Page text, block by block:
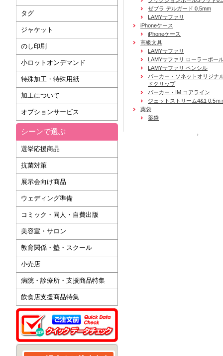
タグ
ジャケット
のし印刷
小ロットオンデマンド
特殊加工・特殊用紙
加工について
オプションサービス
シーンで選ぶ
選挙応援商品
抗菌対策
展示会向け商品
ウェディング準備
コミック・同人・自費出版
美容室・サロン
教育関係・塾・スクール
小売店
病院・診療所・支援商品特集
飲食店支援商品特集
ゼブラ デルガード 0.5mm
LAMYサファリ
iPhoneケース
iPhoneケース
高級文具
LAMYサファリ
LAMYサファリ ローラーボー
LAMYサファリ ペンシル
パーカー・ソネットオリジナ
ドクリップ
パーカー・IM コアライン
ジェットストリーム4&1 0.5ｍ
薬袋
薬袋